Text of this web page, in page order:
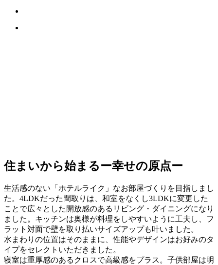
住まいから始まるー幸せの原点ー
生活感のない「ホテルライク」なお部屋づくりを目指しまし
た。4LDKだった間取りは、和室をなくし3LDKに変更した
ことで広々とした開放感のあるリビング・ダイニングになり
ました。キッチンは奥様が料理をしやすいように工夫し、フ
ラット対面で壁を取り払いサイズアップも叶いました。
水まわりの位置はそのままに、性能やデザインはお好みのタ
イプをセレクトいただきました。
寝室は重厚感のあるクロスで高級感をプラス。子供部屋は明